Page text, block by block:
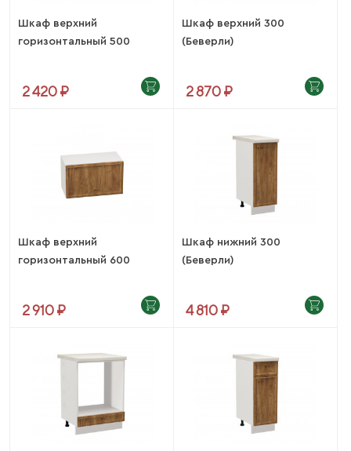
Шкаф верхний
горизонтальный 500
2 420 ₽
Шкаф верхний 300
(Беверли)
2 870 ₽
Шкаф верхний
горизонтальный 600
2 910 ₽
Шкаф нижний 300
(Беверли)
4 810 ₽